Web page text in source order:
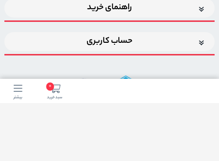
0
سبد خرید بیشتر
راهنمای خرید
حساب کاربری